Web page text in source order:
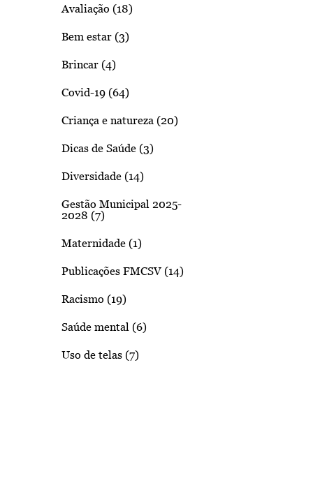
Avaliação (18)
Bem estar (3)
Brincar (4)
Covid-19 (64)
Criança e natureza (20)
Dicas de Saúde (3)
Diversidade (14)
Gestão Municipal 2025-
2028 (7)
Maternidade (1)
Publicações FMCSV (14)
Racismo (19)
Saúde mental (6)
Uso de telas (7)